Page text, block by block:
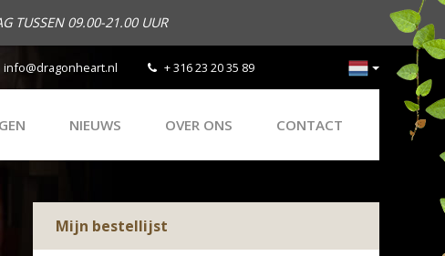
TUSSEN 09.00-21.00 UUR
info@dragonheart.nl + 316 23 20 35 89
NIEUWS OVER ONS CONTACT
Mijn bestellijst